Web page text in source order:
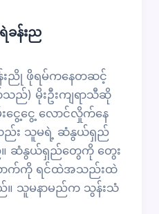
န်းည
းညို ဖိုရမ်ကနေတဆင့်
ည်) မိုးဦးကျရာသီဆို
ငွေ့ငွေ့ လောင်လှိုက်နေ
း သူမရဲ့ ဆံနွယ်ရှည်
ဆံနွယ်ရှည်တွေကို​ တွေး
ာက်ကို ရင်ထဲအသည်းထဲ
။ သူမနာမည်က သွန်းသံ